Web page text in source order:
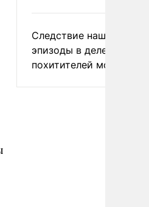
Следствие нашло
эпизоды в деле
похитителей москвичек